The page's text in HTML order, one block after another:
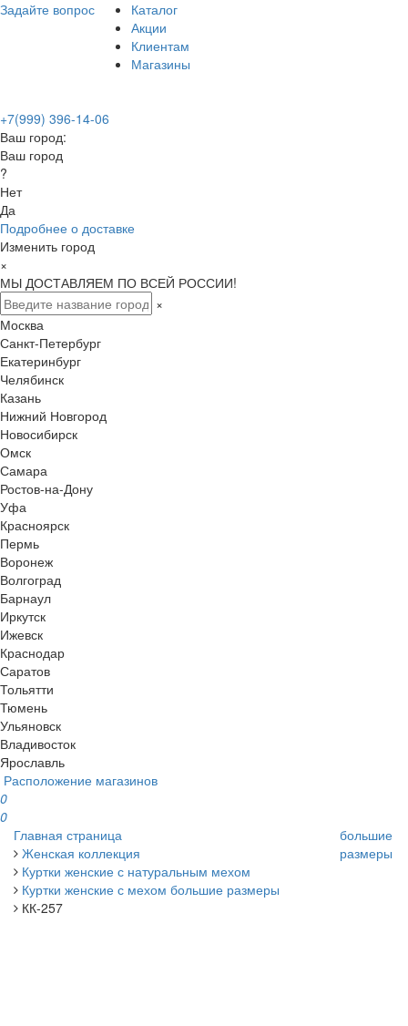
Задайте вопрос
Каталог
Акции
Клиентам
Магазины
+7(999) 396-14-06
Ваш город:
Ваш город
?
Нет
Да
Подробнее о доставке
Изменить город
×
МЫ ДОСТАВЛЯЕМ ПО ВСЕЙ РОССИИ!
×
Москва
Санкт-Петербург
Екатеринбург
Челябинск
Казань
Нижний Новгород
Новосибирск
Омск
Самара
Ростов-на-Дону
Уфа
Красноярск
Пермь
Воронеж
Волгоград
Барнаул
Иркутск
Ижевск
Краснодар
Саратов
Тольятти
Тюмень
Ульяновск
Владивосток
Ярославль
Расположение магазинов
0
0
Главная страница
Женская коллекция
Куртки женские с натуральным мехом
Куртки женские с мехом большие размеры
КК-257
большие
размеры